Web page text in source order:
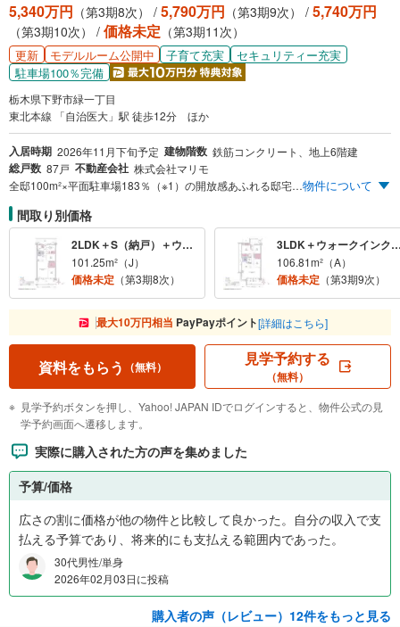
5,340万円 （第3期8次） / 5,790万円 （第3期9次） / 5,740万円
（第3期10次） / 価格未定 （第3期11次）
更新 モデルルーム公開中 子育て充実
セキュリティー充実
駐車場100％完備
栃木県下野市緑一丁目
東北本線 「自治医大」駅 徒歩12分 ほか
入居時期 2026年11月下旬予定 建物階数 鉄筋コンクリート、地上6階建
総戸数 87戸 不動産会社 株式会社マリモ
全邸100m²×平面駐車場183％（※1）の開放感あふれる邸宅。JR「自治医大」駅徒歩12分。 ※1.平面駐車場160台、総戸数87戸に対して約183％。物件について
間取り別価格
2LDK＋S（納戸）＋ウォークインクロゼット＋ファミリークロゼット＋シューズクローク、3LDK＋ウォークインクロゼット＋ファミリークロゼット＋シューズクローク
101.25m²（J）
価格未定 （第3期8次）
3LDK＋ウォークイ
106.81m²（A）
価格未定 （第3期9次）
最大10万円相当 PayPayポイント[詳細はこちら]
資料をもらう （無料） 見学予約する
（無料）
見学予約ボタンを押し、Yahoo! JAPAN IDでログインすると、物件公式の見
学予約画面へ遷移します。
実際に購入された方の声を集めました
予算/価格
広さの割に価格が他の物件と比較して良かった。自分の収入で支
払える予算であり、将来的にも支払える範囲内であった。
30代男性/単身
2026年02月03日に投稿
購入者の声（レビュー）12件をもっと見る